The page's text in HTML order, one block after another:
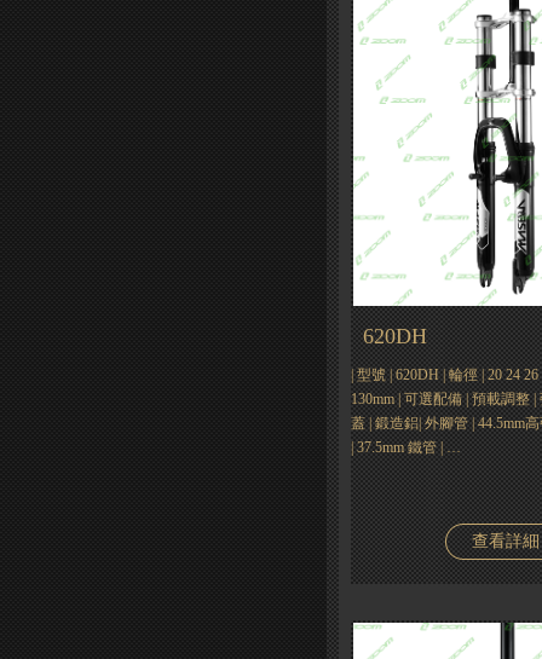
620DH
| 型號 | 620DH | 輪徑 | 20 24
130mm | 可選配備 | 預載調整
蓋 | 鍛造鋁| 外腳管 | 44.5mm
| 37.5mm 鐵管 | …
查看詳細